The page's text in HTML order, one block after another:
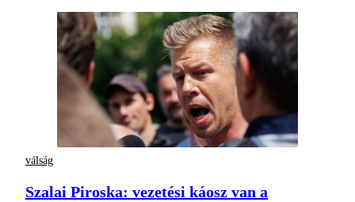
válság
Szalai Piroska: vezetési káosz van a